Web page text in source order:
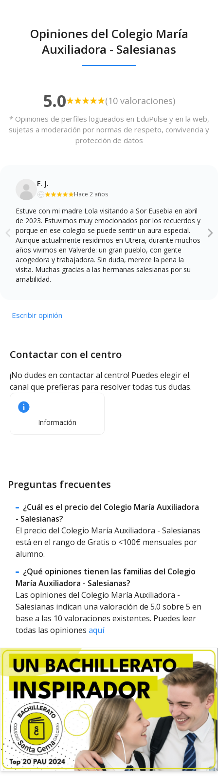
Opiniones del Colegio María
Auxiliadora - Salesianas
5.0 (10 valoraciones)
* Opiniones de perfiles logueados en EduPulse y en la web,
sujetas a moderación por normas de respeto, convivencia y
protección de datos
F. J.
Hace 2 años
Estuve con mi madre Lola visitando a Sor Eusebia en abril
de 2023. Estuvimos muy emocionados por los recuerdos y
porque en ese colegio se puede sentir un aura especial.
Aunque actualmente residimos en Utrera, durante muchos
años vivimos en Valverde: un gran pueblo, con gente
acogedora y trabajadora. Sin duda, merece la pena la
visita. Muchas gracias a las hermanas salesianas por su
amabilidad.
Escribir opinión
Contactar con el centro
¡No dudes en contactar al centro! Puedes elegir el
canal que prefieras para resolver todas tus dudas.
Información
Preguntas frecuentes
¿Cuál es el precio del Colegio María Auxiliadora
- Salesianas?
El precio del Colegio María Auxiliadora - Salesianas
está en el rango de Gratis o <100€ mensuales por
alumno.
¿Qué opiniones tienen las familias del Colegio
María Auxiliadora - Salesianas?
Las opiniones del Colegio María Auxiliadora -
Salesianas indican una valoración de 5.0 sobre 5 en
base a las 10 valoraciones existentes. Puedes leer
todas las opiniones aquí